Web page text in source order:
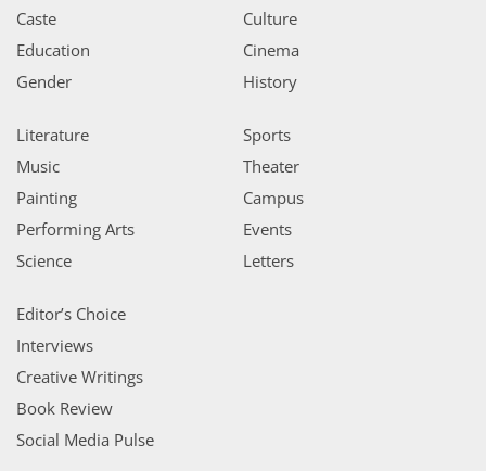
Caste
Education
Gender
Culture
Cinema
History
Literature
Music
Painting
Performing Arts
Science
Sports
Theater
Campus
Events
Letters
Editor’s Choice
Interviews
Creative Writings
Book Review
Social Media Pulse